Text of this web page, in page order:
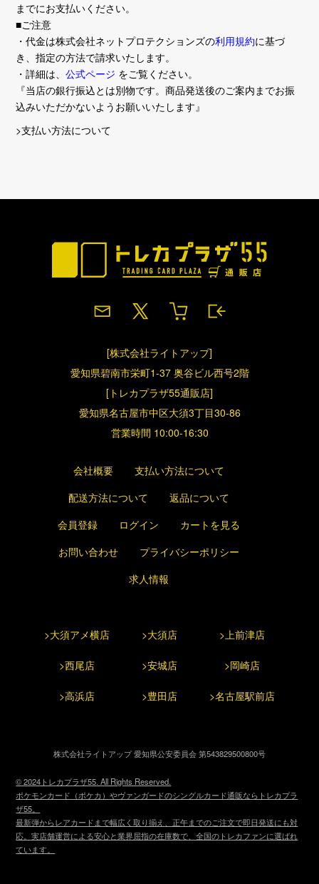
までにお支払いください。
■ご注意
・代金は株式会社ネットプロテクションズの利用規約に基づ
き、指定の方法で請求いたします。
・詳細は、公式ページ をご覧ください。
『当店の銀行振込とは別物です。商品発送後のご案内までお振
込みいただかないようお願いいたします』
>支払い方法について
[株式会社ライトアップ]
愛知県碧南市栄町1-37 奥谷ビル西号2階
[トレカプラザ55通販店]
愛知県名古屋市中区大須3丁目30-86
営業時間 10:00-16:30
会社概要
支払い方法について
配送方法について
返品について
会員登録
ログイン
カートを見る
お問い合わせ
プライバシーポリシー
求人情報
>大須アメ横店 >大須店 >上前津店
>西尾店 >安城店 >岡崎店
>高浜店 >豊田店 >名古屋駅前店
株式会社ライトアップ 愛知県公安委員会 第543829500800号
© 2024トレカプラザ55. All Rights Reserved.
ポケモンカード（ポケカ）やヴァンガードのシングルカード通販ならトレカプラ
ザ55。
最新弾からレアカードまで幅広く取り揃え、正午までのご注文で即日発送にも対
応。実店舗運営による安心と業界屈指の在庫数で、全国のトレカファンに選ばれ
ています。